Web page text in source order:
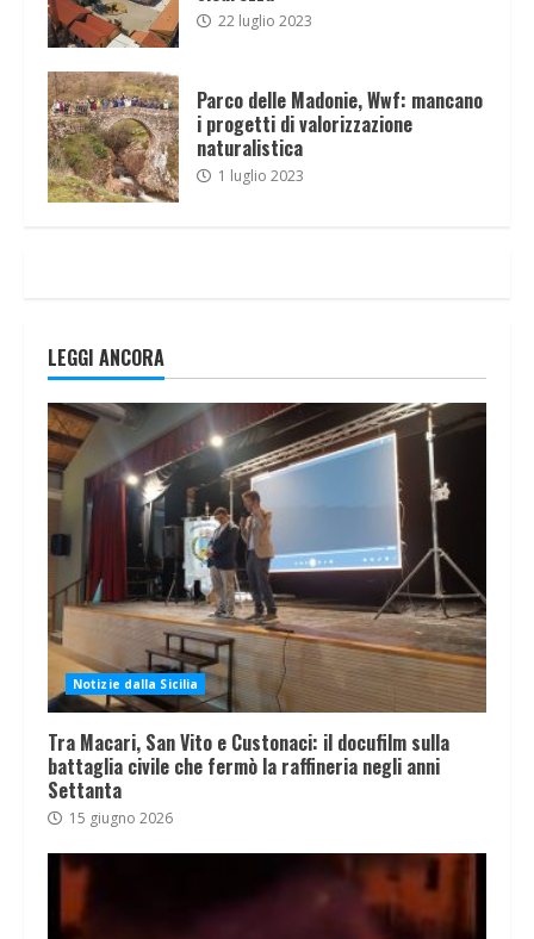
22 luglio 2023
Parco delle Madonie, Wwf: mancano
i progetti di valorizzazione
naturalistica
1 luglio 2023
LEGGI ANCORA
Notizie dalla Sicilia
Tra Macari, San Vito e Custonaci: il docufilm sulla
battaglia civile che fermò la raffineria negli anni
Settanta
15 giugno 2026